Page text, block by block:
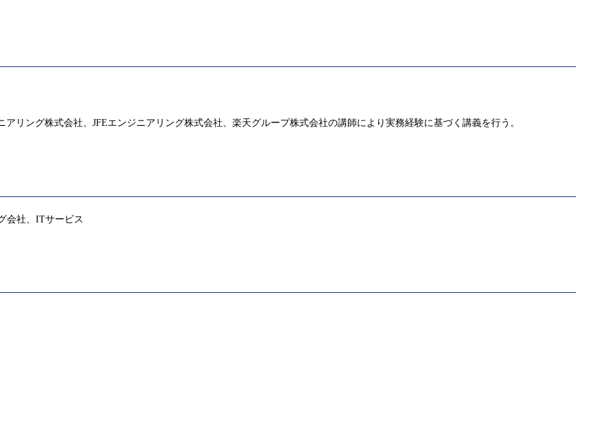
リング株式会社、JFEエンジニアリング株式会社、楽天グループ株式会社の講師により実務経験に基づく講義を行う。
会社、ITサービス